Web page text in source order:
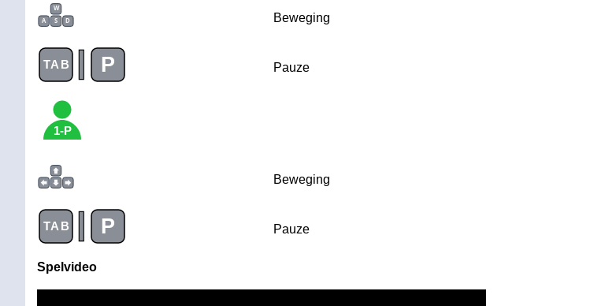
W
A
S D Beweging
TAB | P Pauze
1-P
Beweging
TAB | P Pauze
Spelvideo